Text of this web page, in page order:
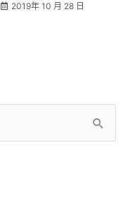
知識2019年 10 月 28 日